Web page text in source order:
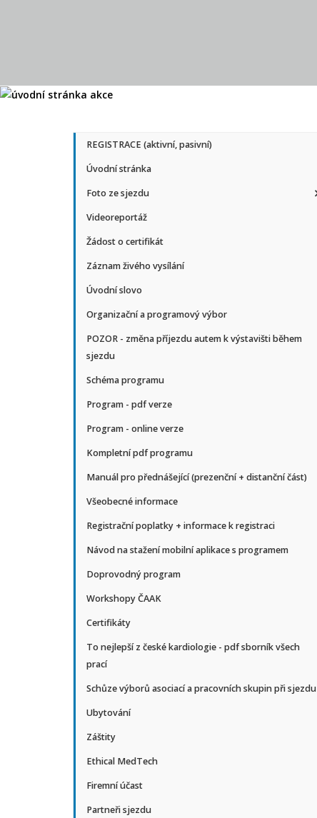
REGISTRACE (aktivní, pasivní)
Úvodní stránka
Foto ze sjezdu
Videoreportáž
Žádost o certifikát
Záznam živého vysílání
Úvodní slovo
Organizační a programový výbor
POZOR - změna příjezdu autem k výstavišti během
sjezdu
Schéma programu
Program - pdf verze
Program - online verze
Kompletní pdf programu
Manuál pro přednášející (prezenční + distanční část)
Všeobecné informace
Registrační poplatky + informace k registraci
Návod na stažení mobilní aplikace s programem
Doprovodný program
Workshopy ČAAK
Certifikáty
To nejlepší z české kardiologie - pdf sborník všech
prací
Schůze výborů asociací a pracovních skupin při sjezdu
Ubytování
Záštity
Ethical MedTech
Firemní účast
Partneři sjezdu